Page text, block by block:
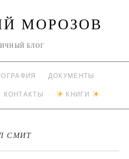
МОРОЗОВ
БЛОГ
ДОКУМЕНТЫ
КОНТАКТЫ КНИГИ
СМИТ